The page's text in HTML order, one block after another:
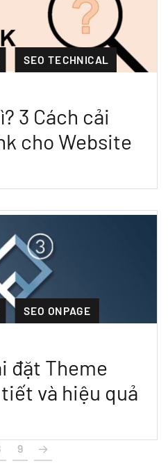
SEO TECHNICAL
3 Cách cải
cho Website
SEO ONPAGE
đặt Theme
và hiệu quả
9